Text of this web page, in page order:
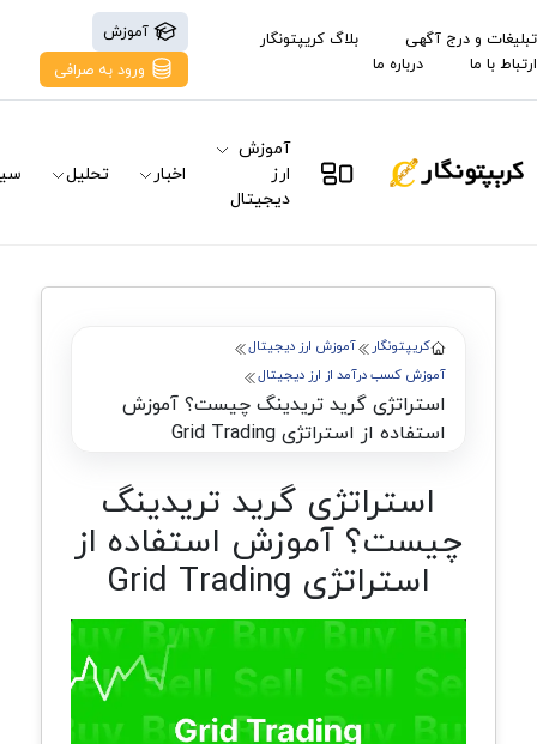
تبلیغات و درج آگهی
بلاگ کریپتونگار
ارتباط با ما
درباره ما
آموزش
ورود به صرافی
آموزش
ارز
دیجیتال
اخبار تحلیل
کریپتونگار
آموزش ارز دیجیتال
آموزش کسب درآمد از ارز دیجیتال
استراتژی گرید تریدینگ چیست؟ آموزش
استفاده از استراتژی Grid Trading
استراتژی گرید تریدینگ
چیست؟ آموزش استفاده از
استراتژی Grid Trading